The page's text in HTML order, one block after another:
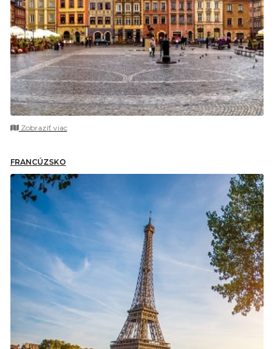
Zobraziť viac
FRANCÚZSKO